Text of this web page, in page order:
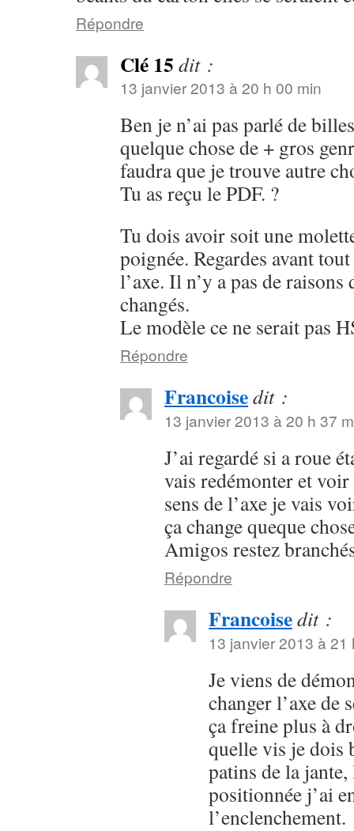
Répondre
Clé 15 dit :
13 janvier 2013 à 20 h 00 min
Ben je n’ai pas parlé de
quelque chose de + gros
faudra que je trouve autre
Tu as reçu le PDF. ?
Tu dois avoir soit une
poignée. Regardes avant
l’axe. Il n’y a pas de raisons
changés.
Le modèle ce ne serait pas
Répondre
Francoisedit :
13 janvier 2013 à 20 h 37
J’ai regardé si a roue
vais redémonter et
sens de l’axe je vais
ça change queque
Amigos restez
Répondre
Francoisedit :
13 janvier 2013 à 21
Je viens de
changer l’axe de
ça freine plus à
quelle vis je dois
patins de la
positionnée j’ai
l’enclenchement.